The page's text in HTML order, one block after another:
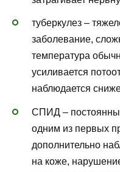
туберкулез –
заболевание,
температура
усиливается
наблюдается
СПИД –
одним из первых
дополнительно
на коже,